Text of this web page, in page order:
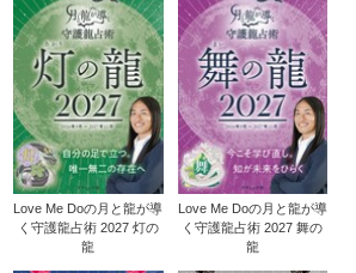
Love Me Doの月と龍が導
く守護龍占術 2027 灯の
龍
Love Me Doの月と龍が導
く守護龍占術 2027 舞の
龍